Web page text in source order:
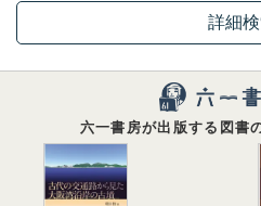
詳細
六一書房が出版する図書